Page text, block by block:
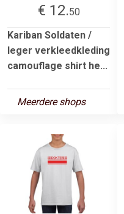
€ 12.50
Kariban Soldaten /
leger verkleedkleding
camouflage shirt he...
Meerdere shops